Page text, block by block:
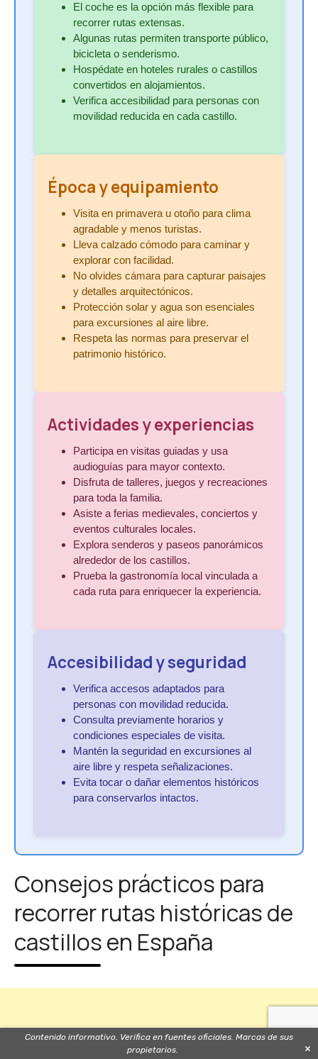
El coche es la opción más flexible para
recorrer rutas extensas.
Algunas rutas permiten transporte público,
bicicleta o senderismo.
Hospédate en hoteles rurales o castillos
convertidos en alojamientos.
Verifica accesibilidad para personas con
movilidad reducida en cada castillo.
Época y equipamiento
Visita en primavera u otoño para clima
agradable y menos turistas.
Lleva calzado cómodo para caminar y
explorar con facilidad.
No olvides cámara para capturar paisajes
y detalles arquitectónicos.
Protección solar y agua son esenciales
para excursiones al aire libre.
Respeta las normas para preservar el
patrimonio histórico.
Actividades y experiencias
Participa en visitas guiadas y usa
audioguías para mayor contexto.
Disfruta de talleres, juegos y recreaciones
para toda la familia.
Asiste a ferias medievales, conciertos y
eventos culturales locales.
Explora senderos y paseos panorámicos
alrededor de los castillos.
Prueba la gastronomía local vinculada a
cada ruta para enriquecer la experiencia.
Accesibilidad y seguridad
Verifica accesos adaptados para
personas con movilidad reducida.
Consulta previamente horarios y
condiciones especiales de visita.
Mantén la seguridad en excursiones al
aire libre y respeta señalizaciones.
Evita tocar o dañar elementos históricos
para conservarlos intactos.
Consejos prácticos para
recorrer rutas históricas de
castillos en España
Contenido informativo. Verifica en fuentes oficiales. Marcas de sus
propietarios.
×